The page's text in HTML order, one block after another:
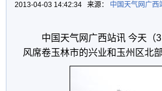
2013-04-03 14:42:34 来源： 中国天气网广西
中国天气网广西站讯 今天（
风席卷玉林市的兴业和玉州区北部